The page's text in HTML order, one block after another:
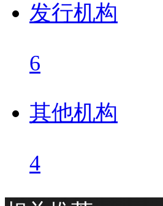
发行机构
6
其他机构
4